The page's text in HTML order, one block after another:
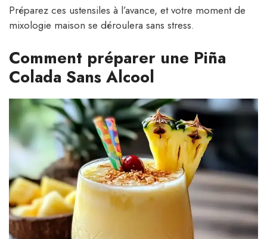
Préparez ces ustensiles à l’avance, et votre moment de
mixologie maison se déroulera sans stress.
Comment préparer une Piña
Colada Sans Alcool